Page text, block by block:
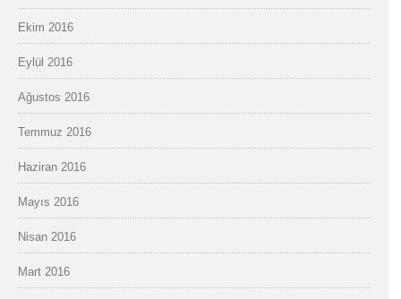
Ekim 2016
Eylül 2016
Ağustos 2016
Temmuz 2016
Haziran 2016
Mayıs 2016
Nisan 2016
Mart 2016